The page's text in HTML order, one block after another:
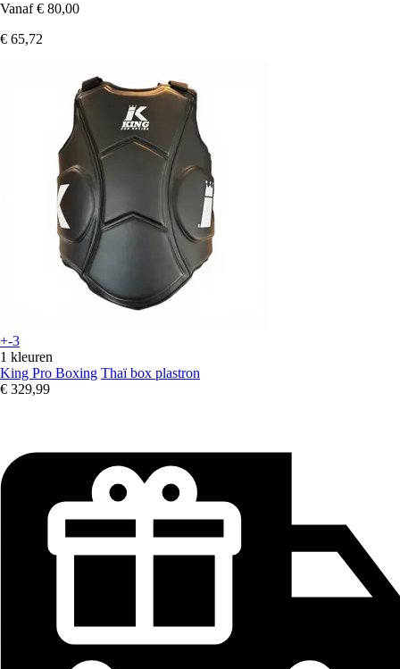
Vanaf € 80,00
€ 65,72
+-3
1 kleuren
King Pro Boxing Thaï box plastron
€ 329,99